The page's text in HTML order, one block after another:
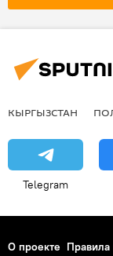
КЫРГЫЗСТАН
Telegram
О проекте Правила